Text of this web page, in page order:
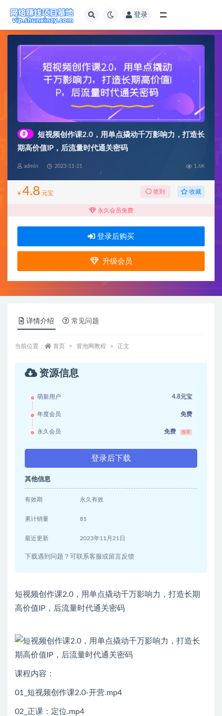
登录
#
短视频创作课2.0，用单点撬动千万影响力，打造长
期高价值IP，后流量时代通关密码
admin 2023-11-21 1.6K
¥ 4.8 元宝 签到 收藏
永久会员免费
登录后购买
升级会员
详情介绍 常见问题
当前位置： 首页 冒泡网教程 正文
资源信息
萌新用户 4.8元宝
年度会员 免费
永久会员 免费 推荐
登录后下载
其他信息
有效期 永久有效
累计销量 81
最近更新 2023年11月21日
下载遇到问题？可联系客服或留言反馈
短视频创作课2.0，用单点撬动千万影响力，打造长期
高价值IP，后流量时代通关密码
课程内容：
01_短视频创作课2.0-开营.mp4
02_正课：定位.mp4